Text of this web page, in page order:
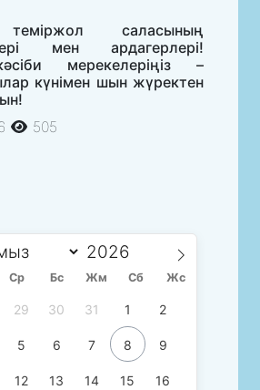
теміржол саласының
мен ардагерлері!
мерекелеріңіз –
күнімен шын жүректен
505
Ср Бс Жм Сб Жс
29 30 31 1 2
5 6 7 8 9
12 13 14 15 16